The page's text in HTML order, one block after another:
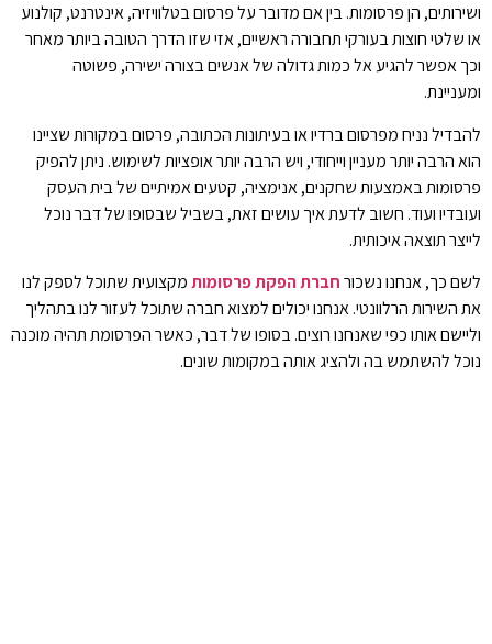
ושירותים, הן פרסומות. בין אם מדובר על פרסום בטלוויזיה, אינטרנט, קולנוע
או שלטי חוצות בעורקי תחבורה ראשיים, אזי שזו הדרך הטובה ביותר מאחר
וכך אפשר להגיע אל כמות גדולה של אנשים בצורה ישירה, פשוטה
ומעניינת.
להבדיל נניח מפרסום ברדיו או בעיתונות הכתובה, פרסום במקורות שציינו
הוא הרבה יותר מעניין וייחודי, ויש הרבה יותר אופציות לשימוש. ניתן להפיק
פרסומות באמצעות שחקנים, אנימציה, קטעים אמיתיים של בית העסק
ועובדיו ועוד. חשוב לדעת איך עושים זאת, בשביל שבסופו של דבר נוכל
לייצר תוצאה איכותית.
לשם כך, אנחנו נשכורחברת הפקת פרסומותמקצועית שתוכל לספק לנו
את השירות הרלוונטי. אנחנו יכולים למצוא חברה שתוכל לעזור לנו בתהליך
וליישם אותו כפי שאנחנו רוצים. בסופו של דבר, כאשר הפרסומת תהיה מוכנה
נוכל להשתמש בה ולהציג אותה במקומות שונים.